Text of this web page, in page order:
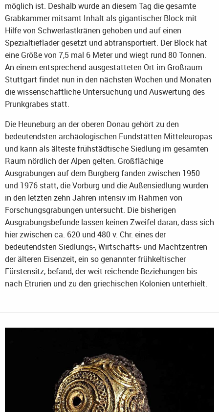
möglich ist. Deshalb wurde an diesem Tag die gesamte
Grabkammer mitsamt Inhalt als gigantischer Block mit
Hilfe von Schwerlastkränen gehoben und auf einen
Spezialtieflader gesetzt und abtransportiert. Der Block hat
eine Größe von 7,5 mal 6 Meter und wiegt rund 80 Tonnen.
An einem entsprechend ausgestatteten Ort im Großraum
Stuttgart findet nun in den nächsten Wochen und Monaten
die wissenschaftliche Untersuchung und Auswertung des
Prunkgrabes statt.
Die Heuneburg an der oberen Donau gehört zu den
bedeutendsten archäologischen Fundstätten Mitteleuropas
und kann als älteste frühstädtische Siedlung im gesamten
Raum nördlich der Alpen gelten. Großflächige
Ausgrabungen auf dem Burgberg fanden zwischen 1950
und 1976 statt, die Vorburg und die Außensiedlung wurden
in den letzten zehn Jahren intensiv im Rahmen von
Forschungsgrabungen untersucht. Die bisherigen
Ausgrabungsbefunde lassen keinen Zweifel daran, dass sich
hier zwischen ca. 620 und 480 v. Chr. eines der
bedeutendsten Siedlungs-, Wirtschafts- und Machtzentren
der älteren Eisenzeit, ein so genannter frühkeltischer
Fürstensitz, befand, der weit reichende Beziehungen bis
nach Etrurien und zu den griechischen Kolonien unterhielt.